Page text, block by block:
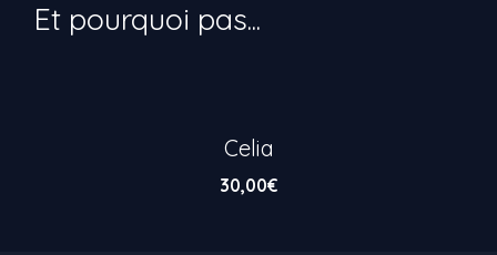
Celia
30,00€